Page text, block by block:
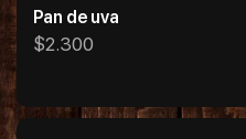
Pan de uva
$2.300